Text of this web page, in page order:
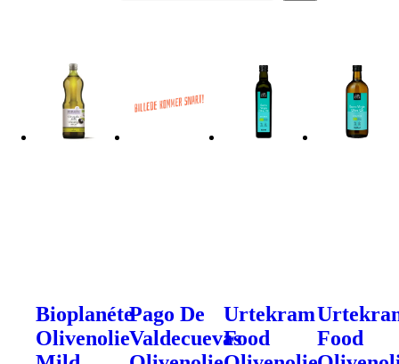
Bioplanéte
Olivenolie
Pago De
Valdecuevas
Urtekram
Food
Food